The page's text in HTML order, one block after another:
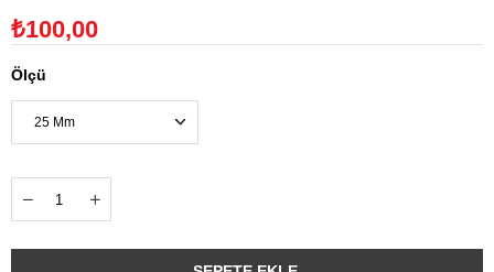
₺100,00
Ölçü